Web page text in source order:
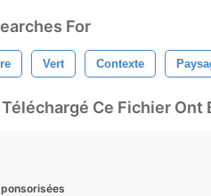
For
Vert Contexte
Ce Fichier Ont